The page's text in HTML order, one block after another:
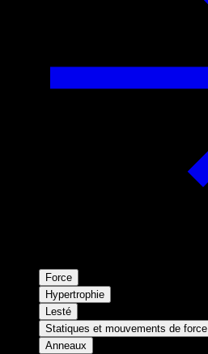
Force
Hypertrophie
Lesté
Statiques et mouvements de force
Anneaux